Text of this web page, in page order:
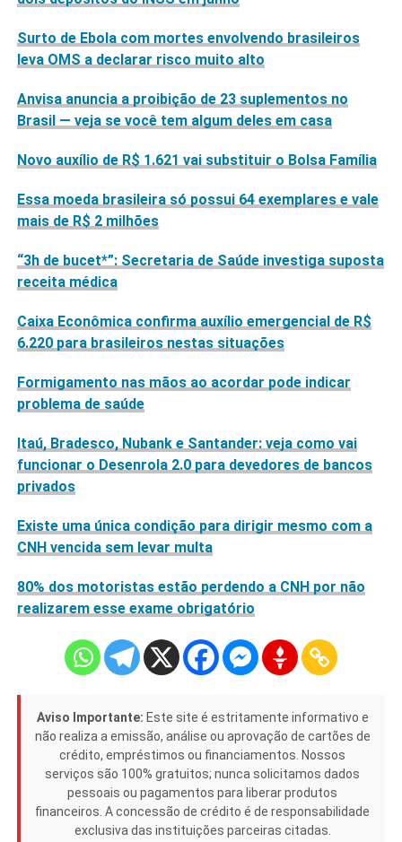
Surto de Ebola com mortes envolvendo brasileiros
leva OMS a declarar risco muito alto
Anvisa anuncia a proibição de 23 suplementos no
Brasil — veja se você tem algum deles em casa
Novo auxílio de R$ 1.621 vai substituir o Bolsa Família
Essa moeda brasileira só possui 64 exemplares e vale
mais de R$ 2 milhões
“3h de bucet*”: Secretaria de Saúde investiga suposta
receita médica
Caixa Econômica confirma auxílio emergencial de R$
6.220 para brasileiros nestas situações
Formigamento nas mãos ao acordar pode indicar
problema de saúde
Itaú, Bradesco, Nubank e Santander: veja como vai
funcionar o Desenrola 2.0 para devedores de bancos
privados
Existe uma única condição para dirigir mesmo com a
CNH vencida sem levar multa
80% dos motoristas estão perdendo a CNH por não
realizarem esse exame obrigatório
Aviso Importante: Este site é estritamente informativo e
não realiza a emissão, análise ou aprovação de cartões de
crédito, empréstimos ou financiamentos. Nossos
serviços são 100% gratuitos; nunca solicitamos dados
pessoais ou pagamentos para liberar produtos
financeiros. A concessão de crédito é de responsabilidade
exclusiva das instituições parceiras citadas.